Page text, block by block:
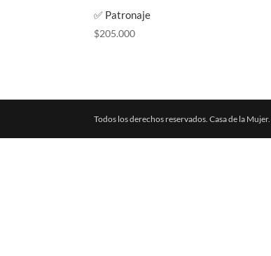
✅ Patronaje
$205.000
Todos los derechos reservados. Casa de la